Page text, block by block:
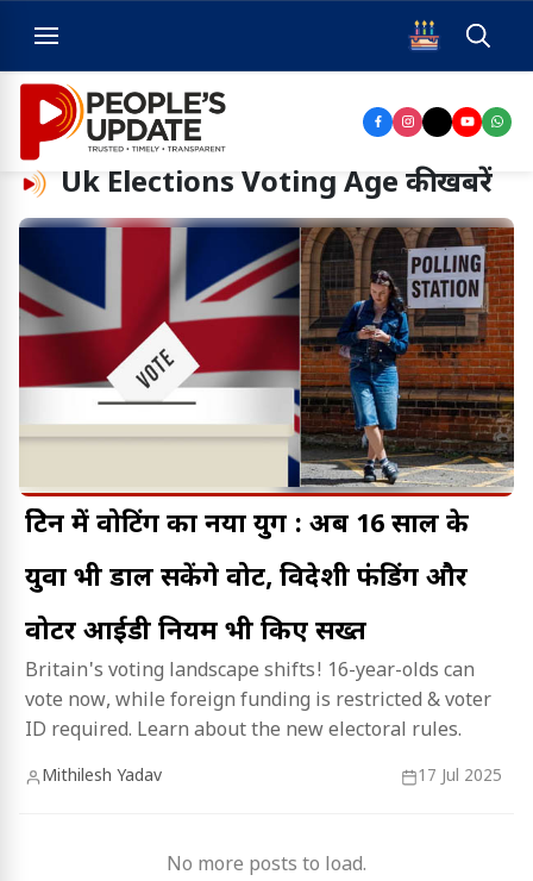
Uk Elections Voting Age की खबरें
ब्रिटेन में वोटिंग का नया युग : अब 16 साल के
युवा भी डाल सकेंगे वोट, विदेशी फंडिंग और
वोटर आईडी नियम भी किए सख्त
Britain's voting landscape shifts! 16-year-olds can
vote now, while foreign funding is restricted & voter
ID required. Learn about the new electoral rules.
Mithilesh Yadav 17 Jul 2025
No more posts to load.